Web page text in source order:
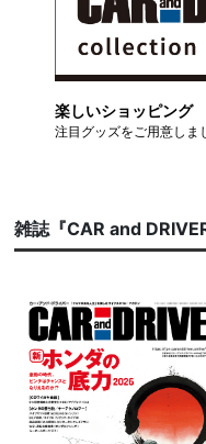
楽しいショッピング
注目グッズをご用意しま
雑誌『CAR and